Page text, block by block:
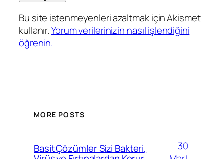
Bu site istenmeyenleri azaltmak için Akismet
kullanır.Yorum verilerinizin nasıl işlendiğini
öğrenin.
MORE POSTS
Basit Çözümler Sizi Bakteri,
30